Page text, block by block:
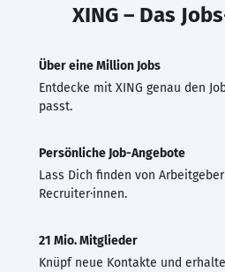
XING – Das
Über eine Million Jobs
Entdecke mit XING genau den
passt.
Persönliche Job-Angebote
Lass Dich finden von
Recruiter·innen.
21 Mio. Mitglieder
Knüpf neue Kontakte und